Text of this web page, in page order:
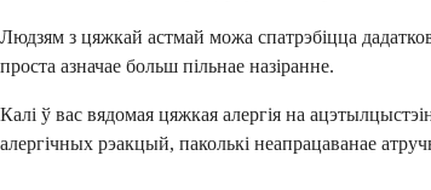
Людзям з цяжкай астмай можа спатрэбіцца
проста азначае больш пільнае назіранне.
Калі ў вас вядомая цяжкая алергія на
алергічных рэакцый, паколькі неапрацаванае